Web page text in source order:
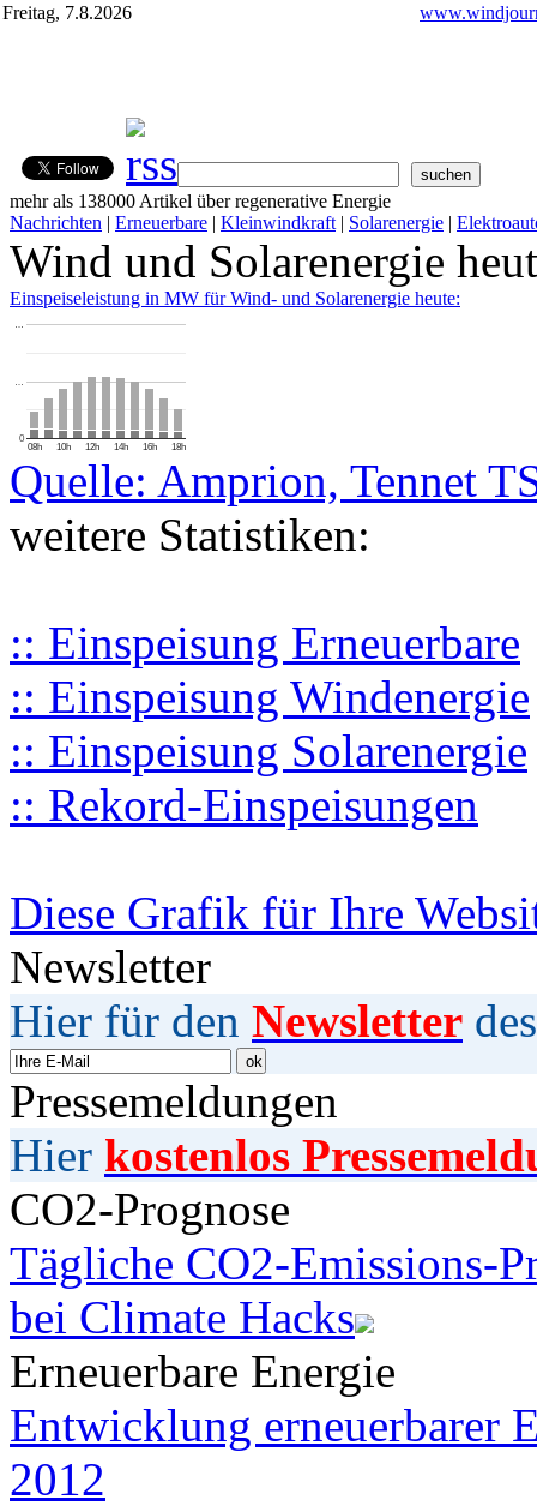
Freitag, 7.8.2026
mehr als 138000 Artikel über regenerative Energie
Nachrichten | Erneuerbare | Kleinwindkraft | Solarenergie |
Wind und Solarenergie
Einspeiseleistung in MW für Wind- und Solarenergie heute:
08h 10h 12h 14h 16h 18h
0
…
…
Quelle: Amprion, Tennet
weitere Statistiken:
:: Einspeisung Erneuerbare
:: Einspeisung Windenergie
:: Einspeisung Solarenergie
:: Rekord-Einspeisungen
Diese Grafik für Ihre
Newsletter
Hier für den Newsletter
Pressemeldungen
Hier kostenlos
CO2-Prognose
Tägliche CO2-Emissions-
bei Climate Hacks
Erneuerbare Energie
Entwicklung erneuerbarer
2012